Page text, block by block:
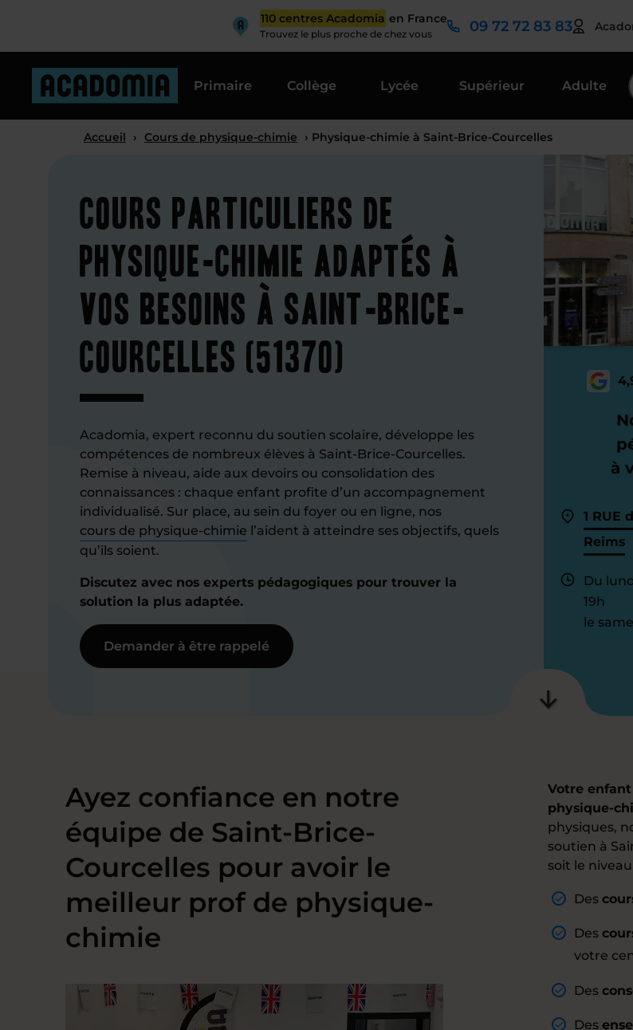
110 centres Acadomia en France
Trouvez le plus proche de chez vous 09 72 72 83 83
Primaire Collège Lycée Supérieur Adulte
Accueil › Cours de physique-chimie › Physique-chimie à Saint-Brice-Courcelles
Cours particuliers de
physique-chimie adaptés à
vos besoins à Saint-Brice-
Courcelles (51370)
Acadomia, expert reconnu du soutien scolaire, développe les
compétences de nombreux élèves à Saint-Brice-Courcelles.
Remise à niveau, aide aux devoirs ou consolidation des
connaissances : chaque enfant profite d’un accompagnement
individualisé. Sur place, au sein du foyer ou en ligne, nos
cours de physique-chimie l’aident à atteindre ses objectifs, quels
qu’ils soient.
Discutez avec nos experts pédagogiques pour trouver la
solution la plus adaptée.
Demander à être rappelé
à
1 RUE
Reims
Du
19h
le
Ayez confiance en notre
équipe de Saint-Brice-
Courcelles pour avoir le
meilleur prof de physique-
chimie
Votre enfant
physique-
physiques,
soutien à
soit le
Des
Des
votre
Des
Des